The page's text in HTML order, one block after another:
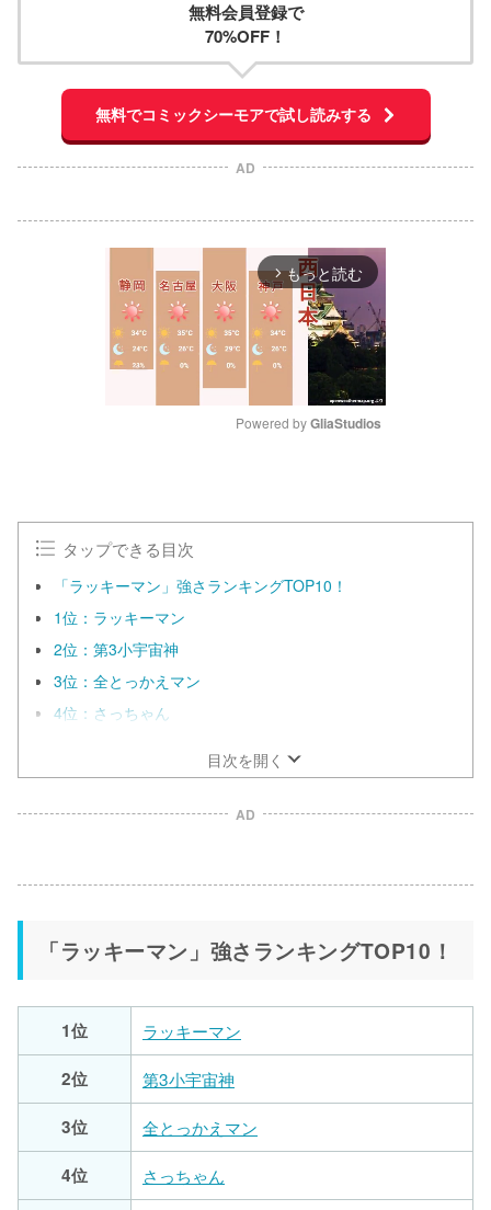
無料会員登録で
70%OFF！
無料でコミックシーモアで試し読みする
AD
arrow_forward_ios もっと読む
Powered by GliaStudios
タップできる目次
「ラッキーマン」強さランキングTOP10！
1位：ラッキーマン
2位：第3小宇宙神
3位：全とっかえマン
4位：さっちゃん
目次を開く
AD
「ラッキーマン」強さランキングTOP10！
1位
ラッキーマン
2位
第3小宇宙神
3位
全とっかえマン
4位
さっちゃん